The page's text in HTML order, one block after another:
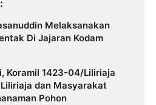
Melaksanakan
Di Jajaran Kodam
Koramil 1423-04/Liliriaja
dan Masyarakat
Pohon